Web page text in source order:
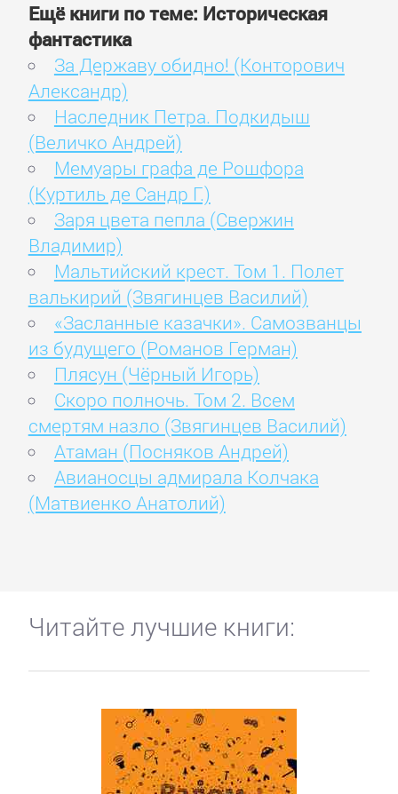
Ещё книги по теме: Историческая
фантастика
За Державу обидно! (Конторович
Александр)
Наследник Петра. Подкидыш
(Величко Андрей)
Мемуары графа де Рошфора
(Куртиль де Сандр Г.)
Заря цвета пепла (Свержин
Владимир)
Мальтийский крест. Том 1. Полет
валькирий (Звягинцев Василий)
«Засланные казачки». Самозванцы
из будущего (Романов Герман)
Плясун (Чёрный Игорь)
Скоро полночь. Том 2. Всем
смертям назло (Звягинцев Василий)
Атаман (Посняков Андрей)
Авианосцы адмирала Колчака
(Матвиенко Анатолий)
Читайте лучшие книги: